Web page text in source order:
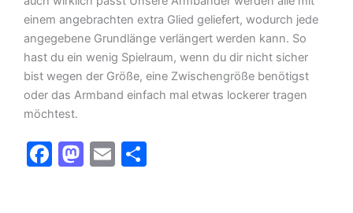
einem angebrachten extra Glied geliefert, wodurch jede
angegebene Grundlänge verlängert werden kann. So
hast du ein wenig Spielraum, wenn du dir nicht sicher
bist wegen der Größe, eine Zwischengröße benötigst
oder das Armband einfach mal etwas lockerer tragen
möchtest.
F
M E